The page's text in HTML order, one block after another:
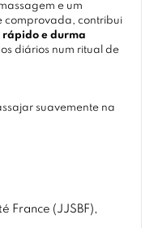
e um
comprovada, contribui
rápido e durma
diários num ritual de
suavemente na
France (JJSBF),